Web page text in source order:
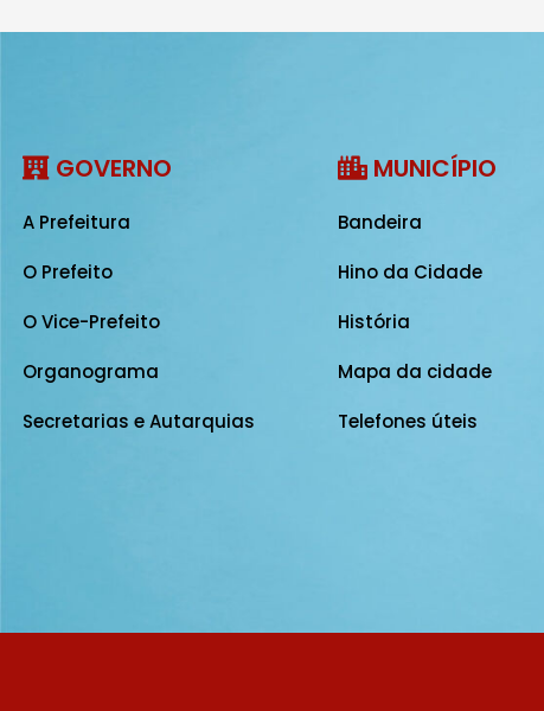
GOVERNO
A Prefeitura
O Prefeito
O Vice-Prefeito
Organograma
Secretarias e Autarquias
MUNICÍPIO
Bandeira
Hino da Cidade
História
Mapa da cidade
Telefones úteis